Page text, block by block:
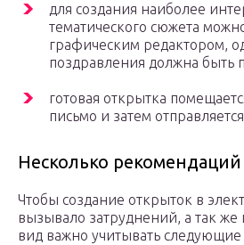
для создания наиболее
тематического сюжета
графическим редактором,
поздравления должна быть
готовая открытка
письмо и затем
Несколько рекомендаций
Чтобы создание открыток в
вызывало затруднений, а так
вид важно учитывать